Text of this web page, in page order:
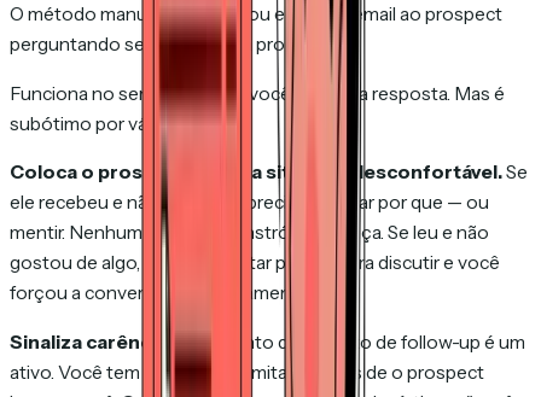
O método manual. Você liga ou envia um email ao prospect
perguntando se recebeu sua proposta.
Funciona no sentido de que você terá uma resposta. Mas é
subótimo por várias razões.
Coloca o prospect em uma situação desconfortável.Se
ele recebeu e não leu, agora precisa explicar por que — ou
mentir. Nenhum dos dois constrói confiança. Se leu e não
gostou de algo, pode não estar pronto para discutir e você
forçou a conversa prematuramente.
Sinaliza carência.
Cada ponto de contato de follow-up é um
ativo. Você tem um número limitado antes de o prospect